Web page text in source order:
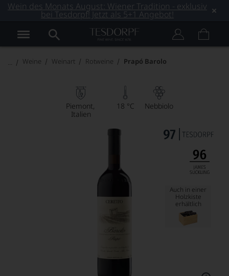
Wein des Monats August: Wiener Tradition - exklusiv
bei Tesdorpf! Jetzt als 5+1 Angebot!
Weine Weinart Rotweine Prapó Barolo
Piemont
Italien
18 °C Nebbiolo
Auch in einer
Holzkiste
erhältlich